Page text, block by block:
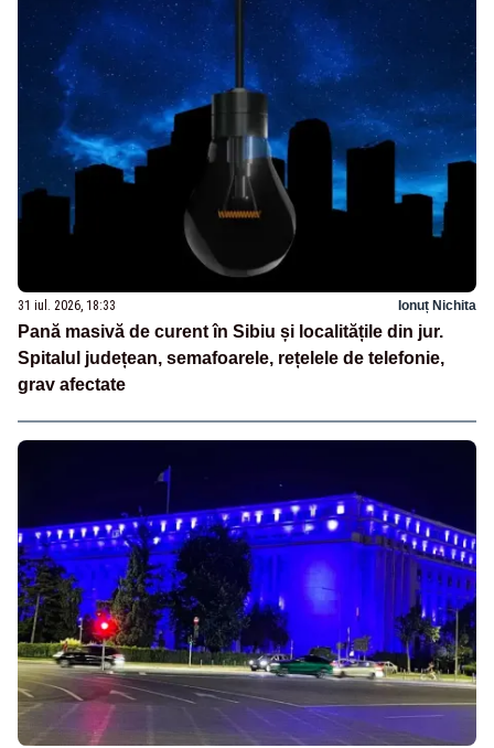
31 iul. 2026, 18:33 Ionuț Nichita
Pană masivă de curent în Sibiu și localitățile din jur.
Spitalul județean, semafoarele, rețelele de telefonie,
grav afectate